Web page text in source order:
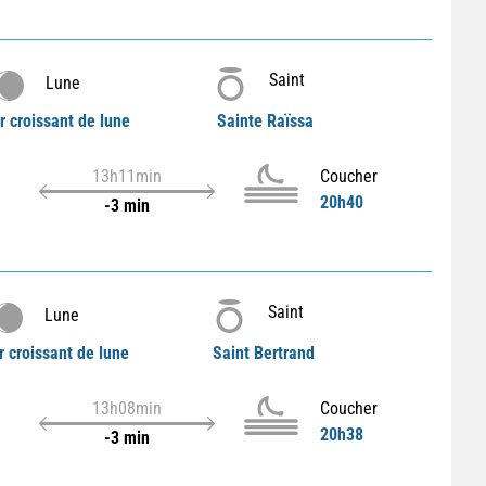
Lune
croissant de lune
Saint
Sainte Raïssa
13h11min
-3 min
Coucher
20h40
Lune
croissant de lune
Saint
Saint Bertrand
13h08min
-3 min
Coucher
20h38